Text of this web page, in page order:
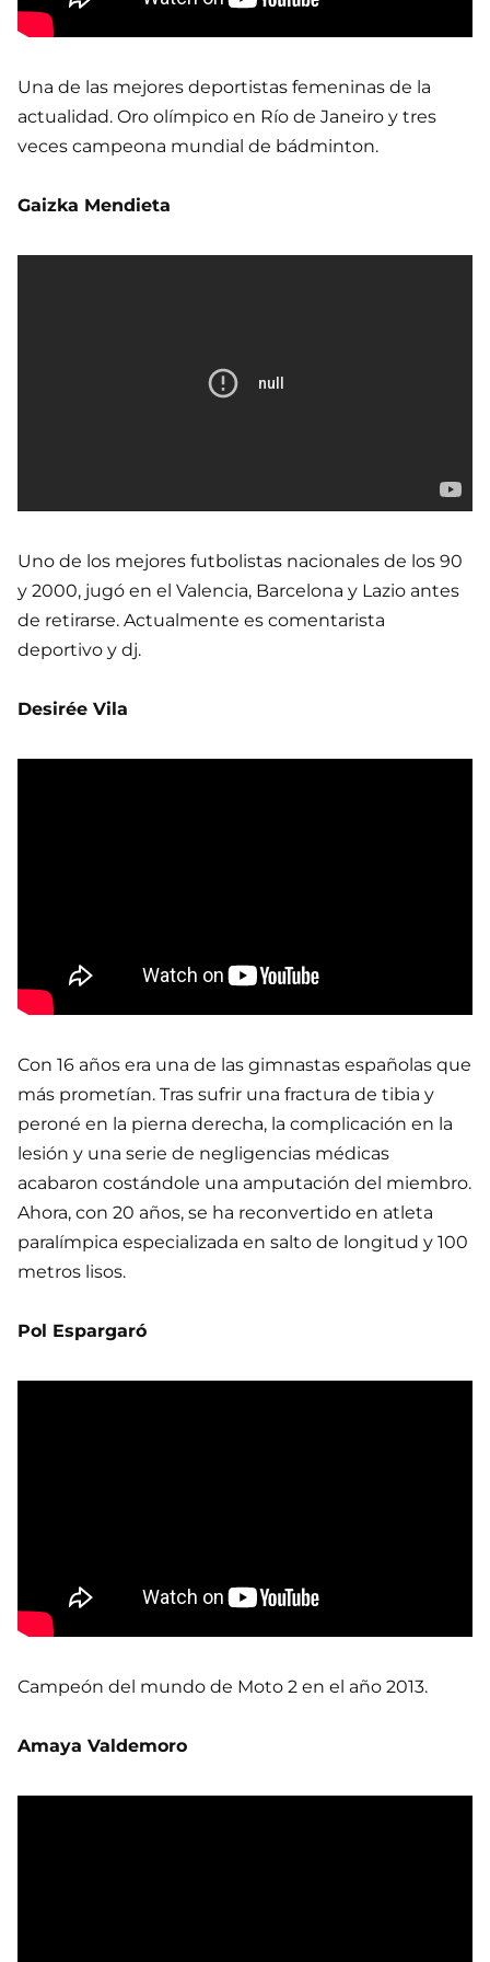
Una de las mejores deportistas femeninas de la
actualidad. Oro olímpico en Río de Janeiro y tres
veces campeona mundial de bádminton.
Gaizka Mendieta
Uno de los mejores futbolistas nacionales de los 90
y 2000, jugó en el Valencia, Barcelona y Lazio antes
de retirarse. Actualmente es comentarista
deportivo y dj.
Desirée Vila
Con 16 años era una de las gimnastas españolas que
más prometían. Tras sufrir una fractura de tibia y
peroné en la pierna derecha, la complicación en la
lesión y una serie de negligencias médicas
acabaron costándole una amputación del miembro.
Ahora, con 20 años, se ha reconvertido en atleta
paralímpica especializada en salto de longitud y 100
metros lisos.
Pol Espargaró
Campeón del mundo de Moto 2 en el año 2013.
Amaya Valdemoro